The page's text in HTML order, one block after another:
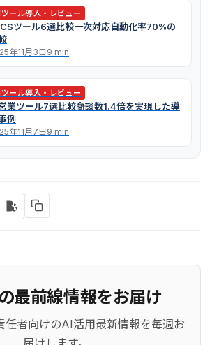
ール導入・レビュー
ツール6選比較――一次対応自動化率70%の
年11月3日9 min
ール導入・レビュー
業ツール7選比較――商談数1.4倍を実現した導
例
年11月7日9 min
最前線情報をお届け
任者向けのAI活用最新情報を毎週お